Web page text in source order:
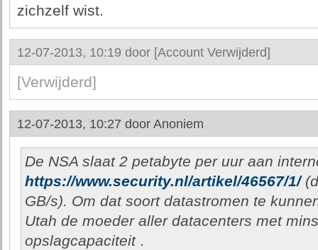
zichzelf wist.
12-07-2013, 10:19 door [Account Verwijderd]
[Verwijderd]
12-07-2013, 10:27 door Anoniem
De NSA slaat 2 petabyte per uur aan
https://www.security.nl/artikel/46567/1/
GB/s). Om dat soort datastromen te
Utah de moeder aller datacenters met
opslagcapaciteit .